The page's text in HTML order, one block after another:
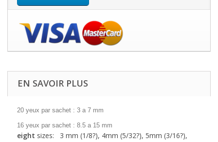
EN SAVOIR PLUS
20 yeux par sachet : 3 a 7 mm
16 yeux par sachet : 8.5 a 15 mm
eight sizes: 3 mm (1/8?), 4mm (5/32?), 5mm (3/16?),